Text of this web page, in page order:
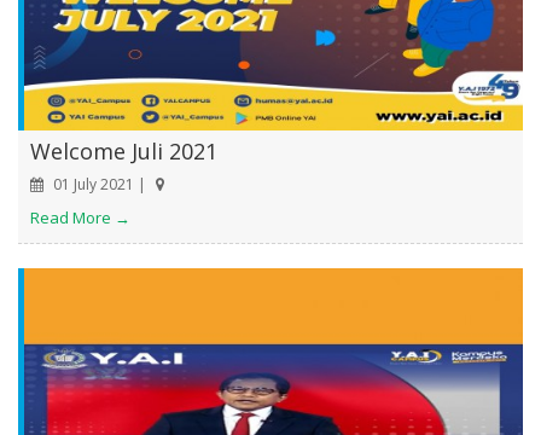
Welcome Juli 2021
01 July 2021 |
Read More →